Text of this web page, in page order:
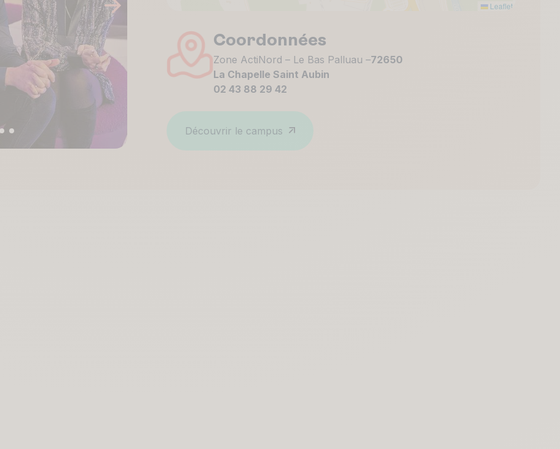
Leaflet
Coordonnées
Zone ActiNord – Le Bas Palluau –72650
La Chapelle Saint Aubin
02 43 88 29 42
Découvrir le campus